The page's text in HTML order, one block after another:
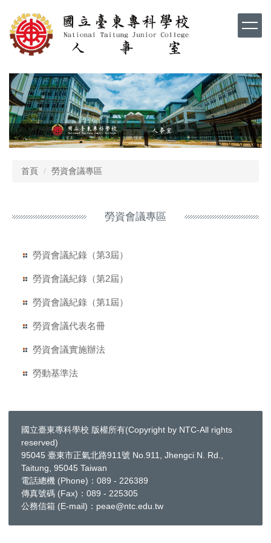
到
主
要
容
區
首頁 勞資會議專區
勞資會議專區
勞資會議紀錄（第3屆）
勞資會議紀錄（第2屆）
勞資會議紀錄（第1屆）
勞資會議代表名冊
勞資會議實施辦法
勞動基準法
國立臺東專科學校 版權所有(Copyright by NTC-All rights
reserved)
95045 臺東市正氣北路911號 No.911, Jhengci N. Rd.,
Taitung, 95045 Taiwan
電話總機 (Phone)：089 - 226389
傳真號碼 (Fax)：089 - 225305
公務信箱 (E-mail)：peae@ntc.edu.tw